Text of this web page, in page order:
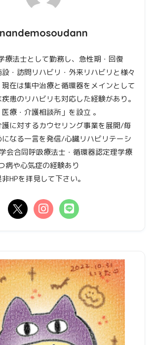
nandemosoudann
療法士として勤務し、急性期・回復
・訪問リハビリ・外来リハビリと様々
在は集中治療と循環器をメインとして
患のリハビリも対応した経験があり。
医療・介護相談所」を設立 。
に対するカウセリング事業を展開/毎
になる一言を発信/心臓リハビリテーシ
会合同呼吸療法士・循環器認定理学療
病や心気症の経験あり
HPを拝見して下さい。